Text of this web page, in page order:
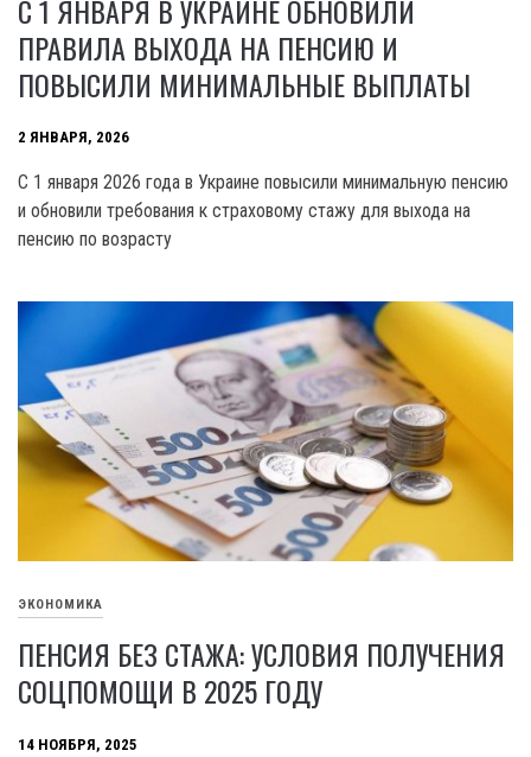
С 1 ЯНВАРЯ В УКРАИНЕ ОБНОВИЛИ
ПРАВИЛА ВЫХОДА НА ПЕНСИЮ И
ПОВЫСИЛИ МИНИМАЛЬНЫЕ ВЫПЛАТЫ
2 ЯНВАРЯ, 2026
С 1 января 2026 года в Украине повысили минимальную пенсию
и обновили требования к страховому стажу для выхода на
пенсию по возрасту
ЭКОНОМИКА
ПЕНСИЯ БЕЗ СТАЖА: УСЛОВИЯ ПОЛУЧЕНИЯ
СОЦПОМОЩИ В 2025 ГОДУ
14 НОЯБРЯ, 2025